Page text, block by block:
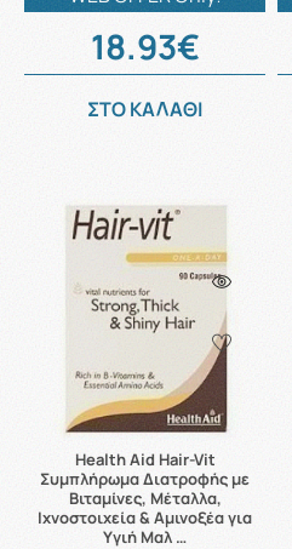
18.93€
ΣΤΟ ΚΑΛΑΘΙ
Health Aid Hair-Vit
Συμπλήρωμα Διατροφής με
Βιταμίνες, Μέταλλα,
Ιχνοστοιχεία & Αμινοξέα για
Υγιή Μαλ …